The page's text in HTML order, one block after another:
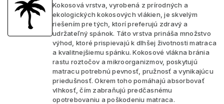
Kokosová vrstva, vyrobená z prírodných a
ekologických kokosových vlákien, je skvelým
riešením pre tých, ktorí preferujú zdravý a
udržateľný spánok. Táto vrstva prináša množstvo
výhod, ktoré prispievajú k dlhšej životnosti matraca
a kvalitnejšiemu spánku. Kokosové vlákna bránia
rastu roztočov a mikroorganizmov, poskytujú
matracu potrebnú pevnosť, pružnosť a vynikajúcu
priedušnosť. Okrem toho pomáhajú absorbovať
vlhkosť, čím zabraňujú predčasnému
opotrebovaniu a poškodeniu matraca.